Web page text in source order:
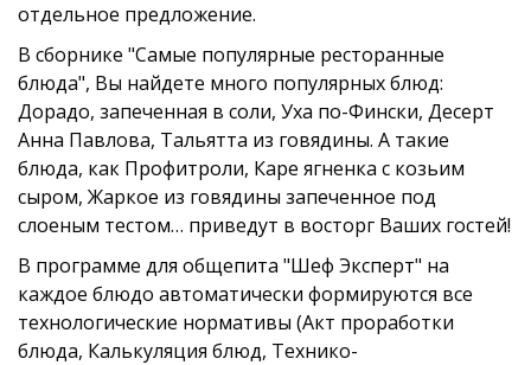
отдельное предложение.
В сборнике "Самые популярные ресторанные
блюда", Вы найдете много популярных блюд:
Дорадо, запеченная в соли, Уха по-Фински, Десерт
Анна Павлова, Тальятта из говядины. А такие
блюда, как Профитроли, Каре ягненка с козьим
сыром, Жаркое из говядины запеченное под
слоеным тестом… приведут в восторг Ваших гостей!
В программе для общепита "Шеф Эксперт" на
каждое блюдо автоматически формируются все
технологические нормативы (Акт проработки
блюда, Калькуляция блюд, Технико-